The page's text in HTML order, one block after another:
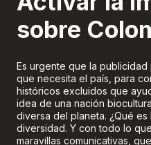
sobre
Es urgente que la
que necesita el país, para
históricos excluidos que
idea de una nación
diversa del planeta. ¿Qué
diversidad. Y con todo lo
maravillas comunicativas,